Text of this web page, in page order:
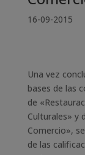
16-09-2015
Una vez
bases de las
de
Culturales» y
Comercio»,
de las